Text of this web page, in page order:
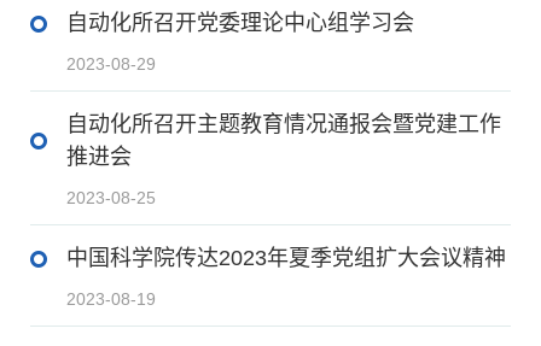
自动化所召开党委理论中心组学习会
2023-08-29
自动化所召开主题教育情况通报会暨党建工作
推进会
2023-08-25
中国科学院传达2023年夏季党组扩大会议精神
2023-08-19